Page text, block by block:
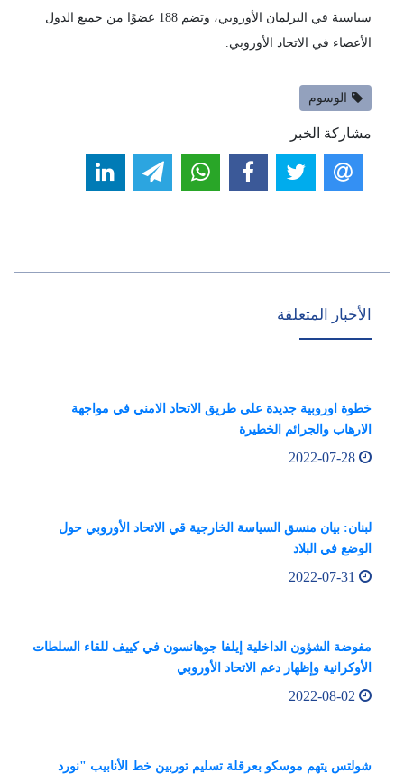
سياسية في البرلمان الأوروبي، وتضم 188 عضوًا من جميع الدول
الأعضاء في الاتحاد الأوروبي.
الوسوم
مشاركة الخبر
الأخبار المتعلقة
خطوة اوروبية جديدة على طريق الاتحاد الامني في مواجهة
الارهاب والجرائم الخطيرة
لبنان: بيان منسق السياسة الخارجية قي الاتحاد الأوروبي حول
الوضع في البلاد
مفوضة الشؤون الداخلية إيلفا جوهانسون في كييف للقاء السلطات
الأوكرانية وإظهار دعم الاتحاد الأوروبي
شولتس يتهم موسكو بعرقلة تسليم توربين خط الأنابيب "نورد